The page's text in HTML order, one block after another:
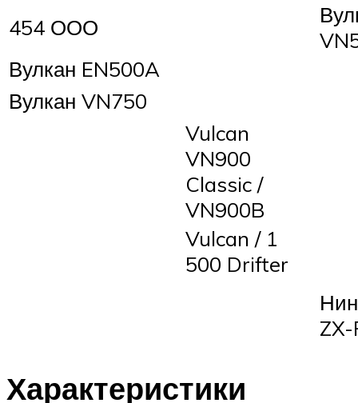
454 ООО
Вулкан EN500A
Вулкан VN750
Vulcan
VN900
Classic /
VN900B
Vulcan / 1
500 Drifter
ZX-
Характеристики